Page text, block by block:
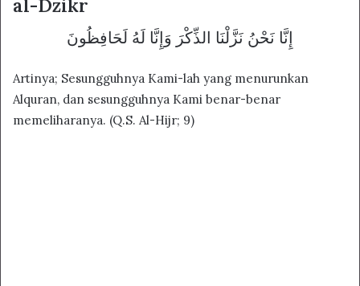
al-Dzikr
إِنَّا نَحْنُ نَزَّلْنَا الذِّكْرَ وَإِنَّا لَهُ لَحَافِظُونَ
Artinya; Sesungguhnya Kami-lah yang menurunkan
Alquran, dan sesungguhnya Kami benar-benar
memeliharanya. (Q.S. Al-Hijr; 9)